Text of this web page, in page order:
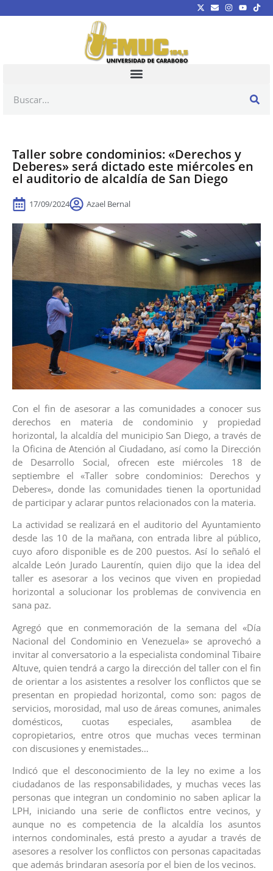
Taller sobre condominios: «Derechos y
Deberes» será dictado este miércoles en
el auditorio de alcaldía de San Diego
17/09/2024 Azael Bernal
Con el fin de asesorar a las comunidades a conocer sus
derechos en materia de condominio y propiedad
horizontal, la alcaldía del municipio San Diego, a través de
la Oficina de Atención al Ciudadano, así como la Dirección
de Desarrollo Social, ofrecen este miércoles 18 de
septiembre el «Taller sobre condominios: Derechos y
Deberes», donde las comunidades tienen la oportunidad
de participar y aclarar puntos relacionados con la materia.
La actividad se realizará en el auditorio del Ayuntamiento
desde las 10 de la mañana, con entrada libre al público,
cuyo aforo disponible es de 200 puestos. Así lo señaló el
alcalde León Jurado Laurentín, quien dijo que la idea del
taller es asesorar a los vecinos que viven en propiedad
horizontal a solucionar los problemas de convivencia en
sana paz.
Agregó que en conmemoración de la semana del «Día
Nacional del Condominio en Venezuela» se aprovechó a
invitar al conversatorio a la especialista condominal Tibaire
Altuve, quien tendrá a cargo la dirección del taller con el fin
de orientar a los asistentes a resolver los conflictos que se
presentan en propiedad horizontal, como son: pagos de
servicios, morosidad, mal uso de áreas comunes, animales
domésticos, cuotas especiales, asamblea de
copropietarios, entre otros que muchas veces terminan
con discusiones y enemistades…
Indicó que el desconocimiento de la ley no exime a los
ciudadanos de las responsabilidades, y muchas veces las
personas que integran un condominio no saben aplicar la
LPH, iniciando una serie de conflictos entre vecinos, y
aunque no es competencia de la alcaldía los asuntos
internos condominales, está presto a ayudar a través de
asesores a resolver los conflictos con personas capacitadas
que además brindaran asesoría por el bien de los vecinos.